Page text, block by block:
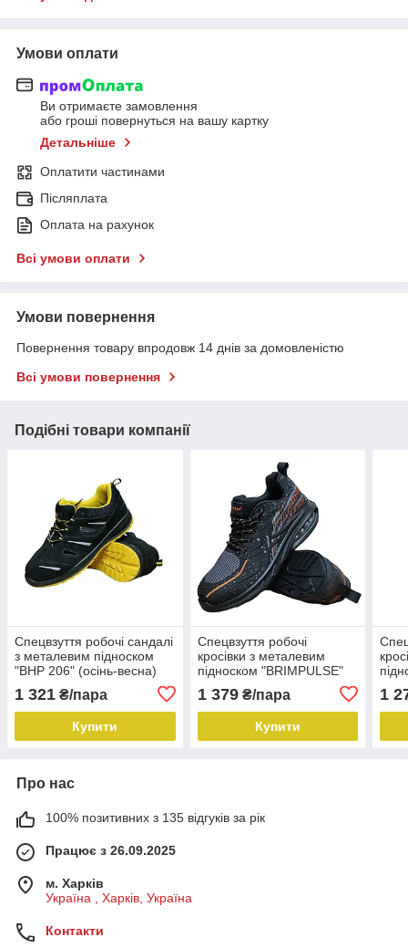
Умови оплати
Ви отримаєте замовлення
або гроші повернуться на вашу картку
Детальніше
Оплатити частинами
Післяплата
Оплата на рахунок
Всі умови оплати
Умови повернення
Повернення товару впродовж 14 днів за домовленістю
Всі умови повернення
Подібні товари компанії
Спецвзуття робочі сандалі
з металевим підноском
"BHP 206" (осінь-весна)
1 321 ₴/пара
Купити
Спецвзуття робочі
кросівки з металевим
підноском "BRIMPULSE"
1 379₴/пара
Купити
1
Про нас
100% позитивних з 135 відгуків за рік
Працює з 26.09.2025
м. Харків
Україна , Харків, Україна
Контакти